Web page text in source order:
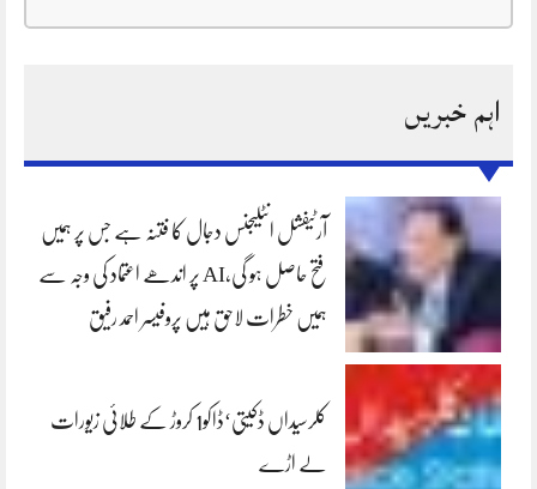
اہم خبریں
آرٹیفشل انٹلیجنس دجال کا فتنہ ہے جس پر ہمیں
فتح حاصل ہو گی،AI پر اندھے اعتماد کی وجہ سے
ہمیں خطرات لاحق ہیں پروفیسر احمد رفیق
کلرسیداں ڈکیتی‘ڈاکو1 کروڑ کے طلائی زیورات
لے اڑے